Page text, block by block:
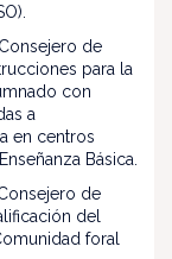
de
para la
con
a
en centros
Básica.
de
del
foral